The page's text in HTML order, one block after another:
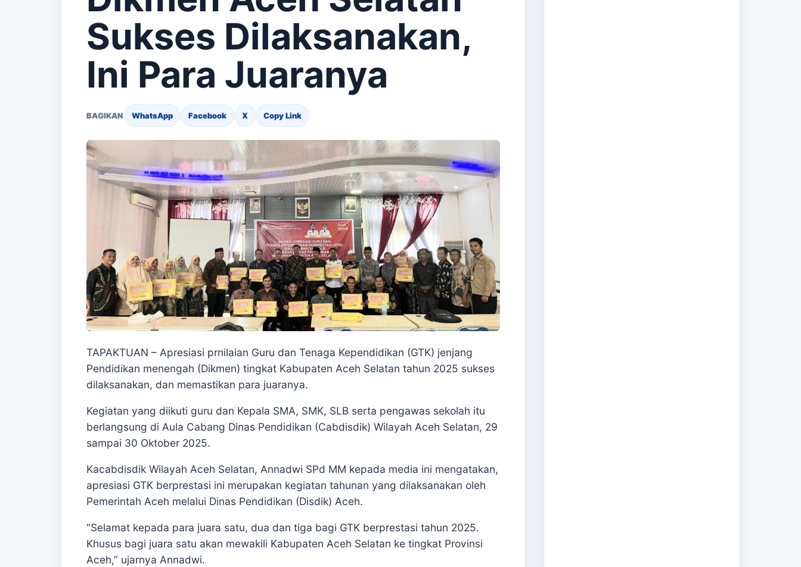
Sukses Dilaksanakan,
Ini Para Juaranya
BAGIKAN WhatsApp Facebook X Copy Link
TAPAKTUAN – Apresiasi prnilaian Guru dan Tenaga Kependidikan (GTK) jenjang
Pendidikan menengah (Dikmen) tingkat Kabupaten Aceh Selatan tahun 2025 sukses
dilaksanakan, dan memastikan para juaranya.
Kegiatan yang diikuti guru dan Kepala SMA, SMK, SLB serta pengawas sekolah itu
berlangsung di Aula Cabang Dinas Pendidikan (Cabdisdik) Wilayah Aceh Selatan, 29
sampai 30 Oktober 2025.
Kacabdisdik Wilayah Aceh Selatan, Annadwi SPd MM kepada media ini mengatakan,
apresiasi GTK berprestasi ini merupakan kegiatan tahunan yang dilaksanakan oleh
Pemerintah Aceh melalui Dinas Pendidikan (Disdik) Aceh.
“Selamat kepada para juara satu, dua dan tiga bagi GTK berprestasi tahun 2025.
Khusus bagi juara satu akan mewakili Kabupaten Aceh Selatan ke tingkat Provinsi
Aceh,” ujarnya Annadwi.